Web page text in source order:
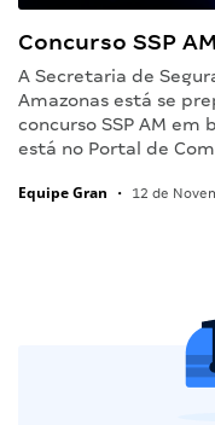
Concurso SSP
A Secretaria de
Amazonas está se
concurso SSP AM em
está no Portal de
Equipe Gran • 12 de